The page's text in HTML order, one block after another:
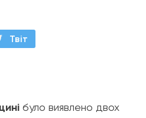
Твiт
було виявлено двох